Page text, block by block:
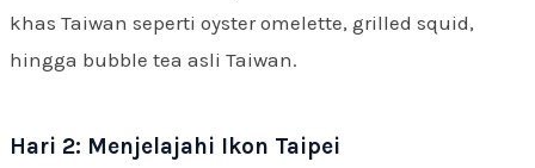
khas Taiwan seperti oyster omelette, grilled squid,
hingga bubble tea asli Taiwan.
Hari 2: Menjelajahi Ikon Taipei